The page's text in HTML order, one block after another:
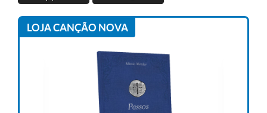
LOJA CANÇÃO NOVA